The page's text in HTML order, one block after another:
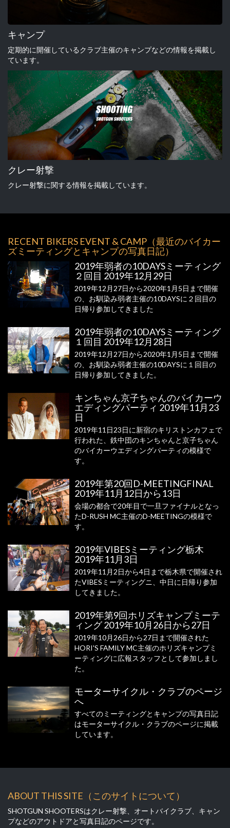
キャンプ
定期的に開催しているクラブ主催のキャンプなどの情報を掲載し
ています。
クレー射撃
クレー射撃に関する情報を掲載しています。
RECENT BIKERS EVENT & CAMP（最近のバイカー
ズミーティングとキャンプの写真日記）
2019年弱者の10DAYSミーティング
２回目 2019年12月29日
2019年12月27日から2020年1月5日まで開催
の、お馴染み弱者主催の10DAYSに２回目の
日帰り参加してきました
2019年弱者の10DAYSミーティング
１回目 2019年12月28日
2019年12月27日から2020年1月5日まで開催
の、お馴染み弱者主催の10DAYSに１回目の
日帰り参加してきました。
キンちゃん京子ちゃんのバイカーウ
エディングパーティ 2019年11月23
日
2019年11日23日に新宿のキリストンカフェで
行われた、鉄中団のキンちゃんと京子ちゃん
のバイカーウエディングパーティの模様で
す。
2019年第20回D-MEETINGFINAL
2019年11月12日から13日
会場の都合で20年目で一旦ファイナルとなっ
たD-RUSH MC主催のD-MEETINGの模様で
す。
2019年VIBESミーティング栃木
2019年11月3日
2019年11月2日から4日まで栃木県で開催され
たVIBESミーティングニ、中日に日帰り参加
してきました。
2019年第9回ホリズキャンプミーテ
ィング 2019年10月26日から27日
2019年10月26日から27日まで開催された
HORI'S FAMILY MC主催のホリズキャンプミ
ーティングに広報スタッフとして参加しまし
た。
モーターサイクル・クラブのページ
へ
すべてのミーティングとキャンプの写真日記
はモーターサイクル・クラブのページに掲載
しています。
ABOUT THIS SITE（このサイトについて）
SHOTGUN SHOOTERSはクレー射撃、オートバイクラブ、キャン
プなどのアウトドアと写真日記のページです。